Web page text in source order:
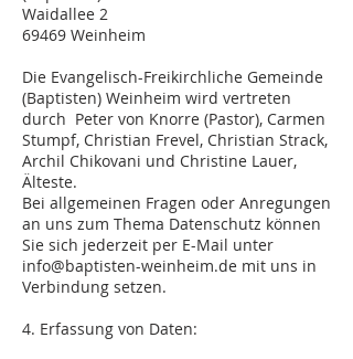
Waidallee 2
69469 Weinheim
Die Evangelisch-Freikirchliche Gemeinde
(Baptisten) Weinheim wird vertreten
durch Peter von Knorre (Pastor), Carmen
Stumpf, Christian Frevel, Christian Strack,
Archil Chikovani und Christine Lauer,
Älteste.
Bei allgemeinen Fragen oder Anregungen
an uns zum Thema Datenschutz können
Sie sich jederzeit per E-Mail unter
info@baptisten-weinheim.de mit uns in
Verbindung setzen.
4. Erfassung von Daten: